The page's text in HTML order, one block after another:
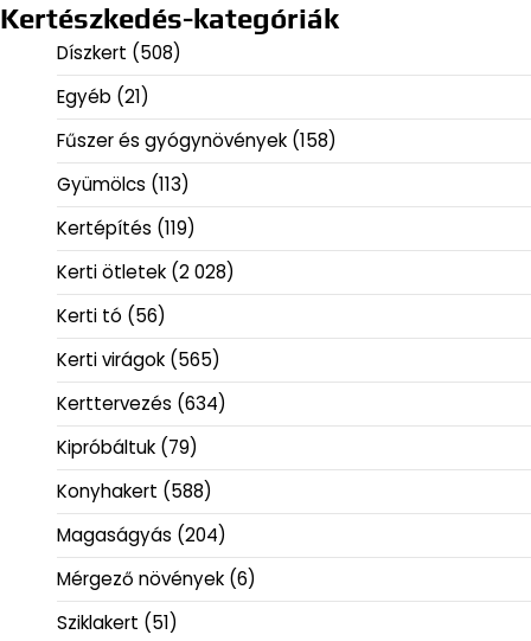
Kertészkedés-kategóriák
Díszkert (508)
Egyéb (21)
Fűszer és gyógynövények (158)
Gyümölcs (113)
Kertépítés (119)
Kerti ötletek (2 028)
Kerti tó (56)
Kerti virágok (565)
Kerttervezés (634)
Kipróbáltuk (79)
Konyhakert (588)
Magaságyás (204)
Mérgező növények (6)
Sziklakert (51)